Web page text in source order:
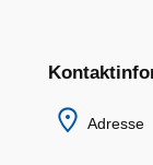
Adresse